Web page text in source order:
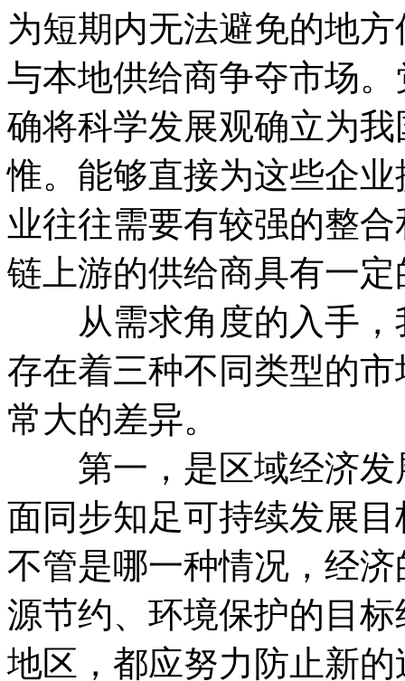
为短期内无法避免的地
与本地供给商争夺市场
确将科学发展观确立为
惟。能够直接为这些企
业往往需要有较强的整
链上游的供给商具有一
从需求角度的入手，
存在着三种不同类型的
常大的差异。
第一，是区域经济发
面同步知足可持续发展
不管是哪一种情况，经
源节约、环境保护的目
地区，都应努力防止新